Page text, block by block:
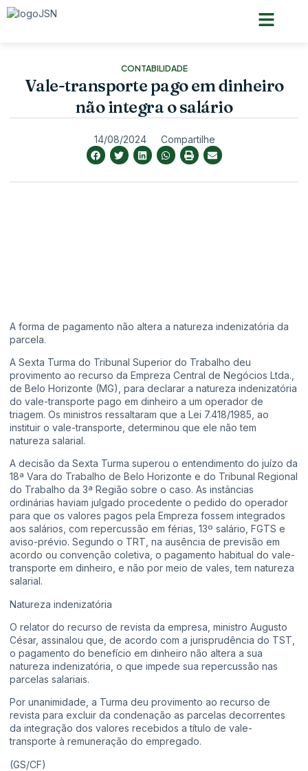
CONTABILIDADE
Vale-transporte pago em dinheiro
não integra o salário
14/08/2024 Compartilhe
A forma de pagamento não altera a natureza indenizatória da
parcela.
A Sexta Turma do Tribunal Superior do Trabalho deu
provimento ao recurso da Empreza Central de Negócios Ltda.,
de Belo Horizonte (MG), para declarar a natureza indenizatória
do vale-transporte pago em dinheiro a um operador de
triagem. Os ministros ressaltaram que a Lei 7.418/1985, ao
instituir o vale-transporte, determinou que ele não tem
natureza salarial.
A decisão da Sexta Turma superou o entendimento do juízo da
18ª Vara do Trabalho de Belo Horizonte e do Tribunal Regional
do Trabalho da 3ª Região sobre o caso. As instâncias
ordinárias haviam julgado procedente o pedido do operador
para que os valores pagos pela Empreza fossem integrados
aos salários, com repercussão em férias, 13º salário, FGTS e
aviso-prévio. Segundo o TRT, na ausência de previsão em
acordo ou convenção coletiva, o pagamento habitual do vale-
transporte em dinheiro, e não por meio de vales, tem natureza
salarial.
Natureza indenizatória
O relator do recurso de revista da empresa, ministro Augusto
César, assinalou que, de acordo com a jurisprudência do TST,
o pagamento do benefício em dinheiro não altera a sua
natureza indenizatória, o que impede sua repercussão nas
parcelas salariais.
Por unanimidade, a Turma deu provimento ao recurso de
revista para excluir da condenação as parcelas decorrentes
da integração dos valores recebidos a título de vale-
transporte à remuneração do empregado.
(GS/CF)